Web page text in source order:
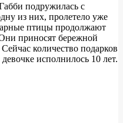
подружилась с
из них, пролетело уже
птицы продолжают
приносят бережной
количество подарков
исполнилось 10 лет.